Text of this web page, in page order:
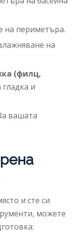
на периметъра.
на
(филц,
гладка и
вашата
и сте си
можете